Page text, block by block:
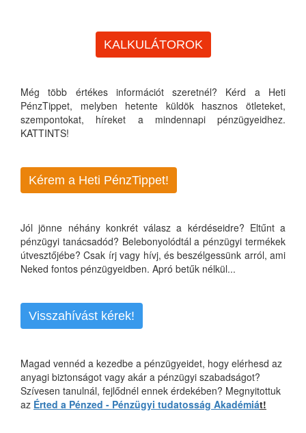
KALKULÁTOROK
Még több értékes információt szeretnél? Kérd a Heti
PénzTippet, melyben hetente küldök hasznos ötleteket,
szempontokat, híreket a mindennapi pénzügyeidhez.
KATTINTS!
Kérem a Heti PénzTippet!
Jól jönne néhány konkrét válasz a kérdéseidre? Eltűnt a
pénzügyi tanácsadód? Belebonyolódtál a pénzügyi termékek
útvesztőjébe? Csak írj vagy hívj, és beszélgessünk arról, ami
Neked fontos pénzügyeidben. Apró betűk nélkül...
Visszahívást kérek!
Magad vennéd a kezedbe a pénzügyeidet, hogy elérhesd az
anyagi biztonságot vagy akár a pénzügyi szabadságot?
Szívesen tanulnál, fejlődnél ennek érdekében? Megnyitottuk
az Érted a Pénzed - Pénzügyi tudatosság Akadémiát!